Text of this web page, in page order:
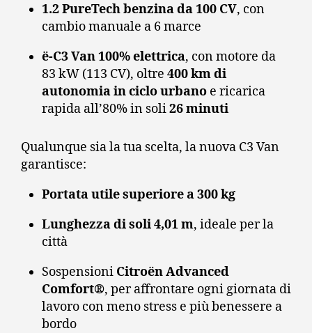
1.2 PureTech benzina da 100 CV, con
cambio manuale a 6 marce
ë-C3 Van 100% elettrica, con motore da
83 kW (113 CV), oltre 400 km di
autonomia in ciclo urbano e ricarica
rapida all’80% in soli26 minuti
Qualunque sia la tua scelta, la nuova C3 Van
garantisce:
Portata utile superiore a 300 kg
Lunghezza di soli 4,01 m, ideale per la
città
Sospensioni Citroën Advanced
Comfort®, per affrontare ogni giornata di
lavoro con meno stress e più benessere a
bordo